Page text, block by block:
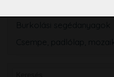
Burkolási segédanyagok
Csempe, padlólap, mozaik